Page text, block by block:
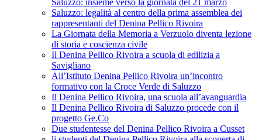
Saluzzo: insieme verso la giornata del 21 marzo
Saluzzo: legalità al centro della prima assemblea dei
rappresentanti del Denina Pellico Rivoira
La Giornata della Memoria a Verzuolo diventa lezione
di storia e coscienza civile
Il Denina Pellico Rivoira a scuola di edilizia a
Savigliano
All’Istituto Denina Pellico Rivoira un’incontro
formativo con la Croce Verde di Saluzzo
Il Denina Pellico Rivoira, una scuola all’avanguardia
Il Denina Pellico Rivoira di Saluzzo procede con il
progetto Ge.Co
Due studentesse del Denina Pellico Rivoira a Cusset